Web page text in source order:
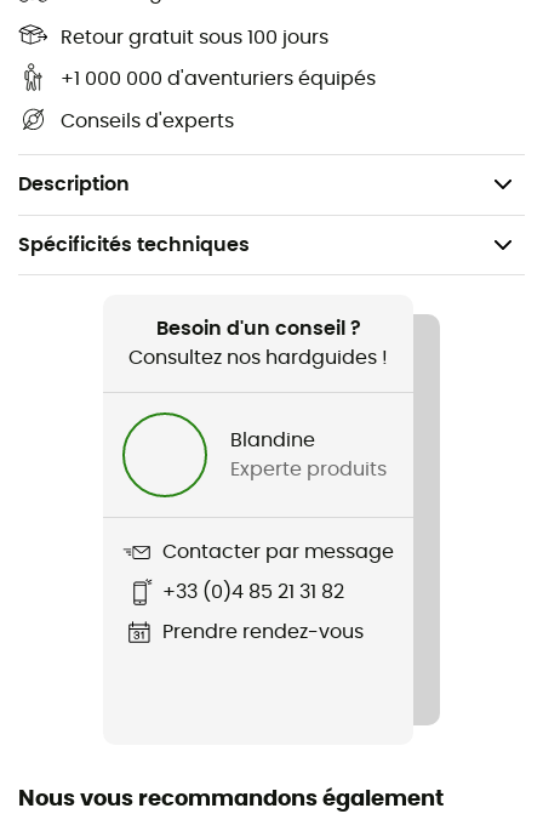
Retour gratuit sous 100 jours
+1 000 000 d'aventuriers équipés
Conseils d'experts
Description
Manches raglan pour une grande liberté de
mouvement
Logo HH® imprimé
Produit bluesign®
Poids : 250 g
Spécificités techniques
Nom du produit
Inshore Hoodie
Besoin d'un conseil ?
Consultez nos hardguides !
Blandine
Experte produits
Contacter par message
+33 (0)4 85 21 31 82
Prendre rendez-vous
Nous vous recommandons également